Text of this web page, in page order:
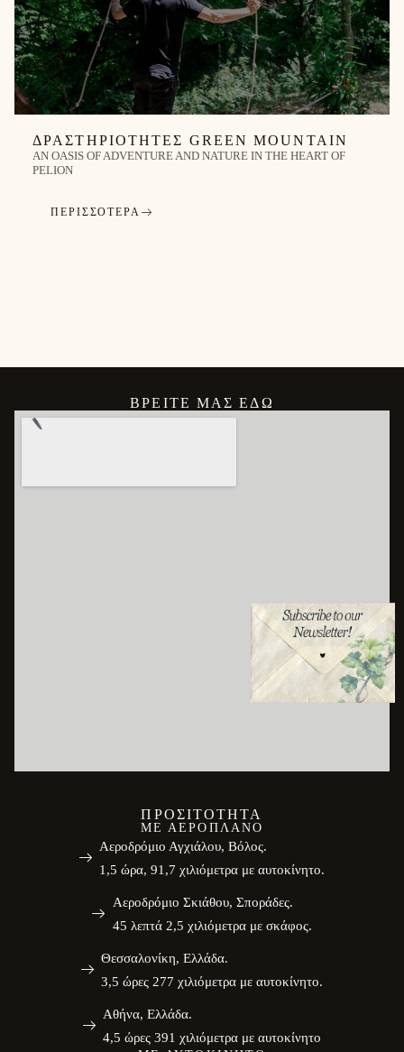
ΔΡΑΣΤΗΡΙΌΤΗΤΕΣ GREEN MOUNTAIN
AN OASIS OF ADVENTURE AND NATURE IN THE HEART OF
PELION
ΠΕΡΙΣΣΌΤΕΡΑ
ΒΡΕΊΤΕ ΜΑΣ ΕΔΏ
ΠΡΟΣΙΤΌΤΗΤΑ
ΜΕ ΑΕΡΟΠΛΆΝΟ
Αεροδρόμιο Αγχιάλου, Βόλος.
1,5 ώρα, 91,7 χιλιόμετρα με αυτοκίνητο.
Αεροδρόμιο Σκιάθου, Σποράδες.
45 λεπτά 2,5 χιλιόμετρα με σκάφος.
Θεσσαλονίκη, Ελλάδα.
3,5 ώρες 277 χιλιόμετρα με αυτοκίνητο.
Αθήνα, Ελλάδα.
4,5 ώρες 391 χιλιόμετρα με αυτοκίνητο